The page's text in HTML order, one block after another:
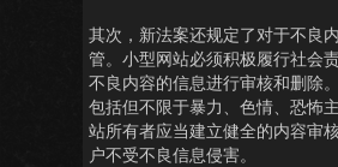
其次，新法案还规定了对于不良
管。小型网站必须积极履行社会
不良内容的信息进行审核和删除
包括但不限于暴力、色情、恐怖
站所有者应当建立健全的内容审
户不受不良信息侵害。